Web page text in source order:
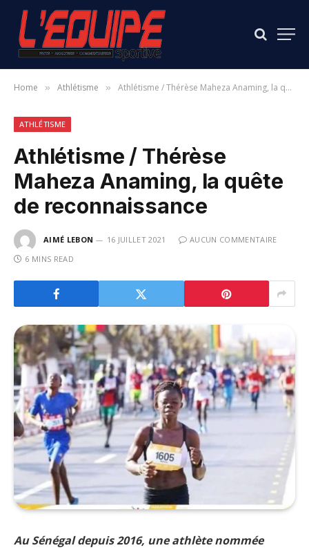
Home » Athlétisme » Athlétisme / Thérèse Maheza Anaming, la quête de reconnaissance
ATHLÉTISME
Athlétisme / Thérèse
Maheza Anaming, la quête
de reconnaissance
AIMÉ LEBON 16 JUILLET 2021
AUCUN COMMENTAIRE
6 MINS READ
Au Sénégal depuis 2016, une athlète nommée